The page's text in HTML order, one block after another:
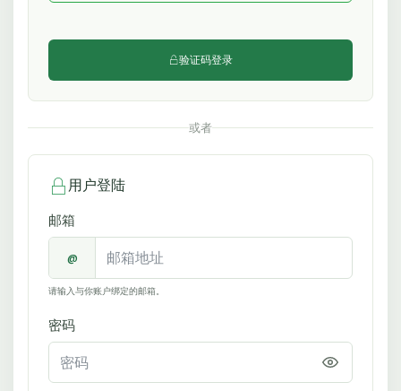
验证码登录
或者
用户登陆
邮箱
@
请输入与你账户绑定的邮箱。
密码